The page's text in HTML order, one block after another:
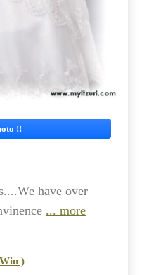
!!
have over
... more
)